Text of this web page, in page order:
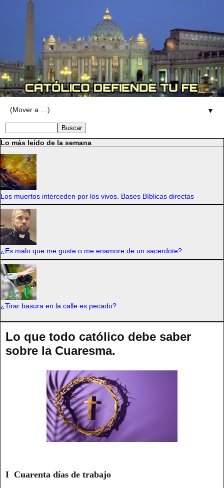
▼
Lo más leído de la semana
Los muertos interceden por los vivos. Bases Bíblicas directas
¿Es malo que me guste o me enamore de un sacerdote?
¿Tirar basura en la calle es pecado?
Lo que todo católico debe saber
sobre la Cuaresma.
I Cuarenta días de trabajo